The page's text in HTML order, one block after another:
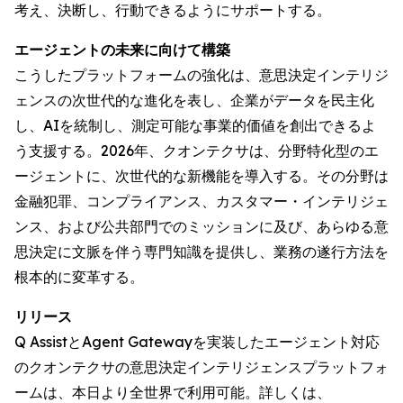
考え、決断し、行動できるようにサポートする。
エージェントの未来に向けて構築
こうしたプラットフォームの強化は、意思決定インテリジ
ェンスの次世代的な進化を表し、企業がデータを民主化
し、AIを統制し、測定可能な事業的価値を創出できるよ
う支援する。2026年、クオンテクサは、分野特化型のエ
ージェントに、次世代的な新機能を導入する。その分野は
金融犯罪、コンプライアンス、カスタマー・インテリジェ
ンス、および公共部門でのミッションに及び、あらゆる意
思決定に文脈を伴う専門知識を提供し、業務の遂行方法を
根本的に変革する。
リリース
Q AssistとAgent Gatewayを実装したエージェント対応
のクオンテクサの意思決定インテリジェンスプラットフォ
ームは、本日より全世界で利用可能。詳しくは、